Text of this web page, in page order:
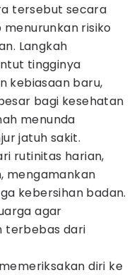
tersebut secara
risiko
Langkah
tingginya
kebiasaan baru,
bagi kesehatan
menunda
jatuh sakit.
rutinitas harian,
mengamankan
kebersihan badan.
agar
terbebas dari
diri ke